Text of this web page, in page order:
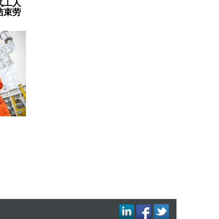
工人
束劳